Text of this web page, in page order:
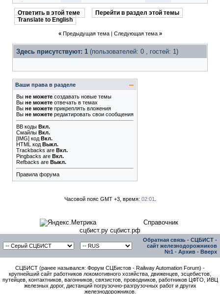
Ответить в этой теме
Перейти в раздел этой темы
Translate to English
« Предыдущая тема| Следующая тема »
Здесь присутствуют: 1 (пользователей: 0 , гостей: 1)
Ваши права в разделе
Вы не можете создавать новые темы
Вы не можете отвечать в темах
Вы не можете прикреплять вложения
Вы не можете редактировать свои сообщения
BB коды Вкл.
Смайлы Вкл.
[IMG] код Вкл.
HTML код Выкл.
Trackbacks are Вкл.
Pingbacks are Вкл.
Refbacks are Выкл.
Правила форума
Часовой пояс GMT +3, время: 02:01
Справочник
сцбист.ру сцбист.рф
Обратная связь - СЦБИСТ -
сайт железнодорожников
№1 - Архив - Вверх
СЦБИСТ (ранее назывался: Форум СЦБистов - Railway Automation Forum) -
крупнейший сайт работников локомотивного хозяйства, движенцев, эсцебистов,
путейцев, контактников, вагонников, связистов, проводников, работников ЦФТО, ИВЦ
железных дорог, дистанций погрузочно-разгрузочных работ и других
железнодорожников.